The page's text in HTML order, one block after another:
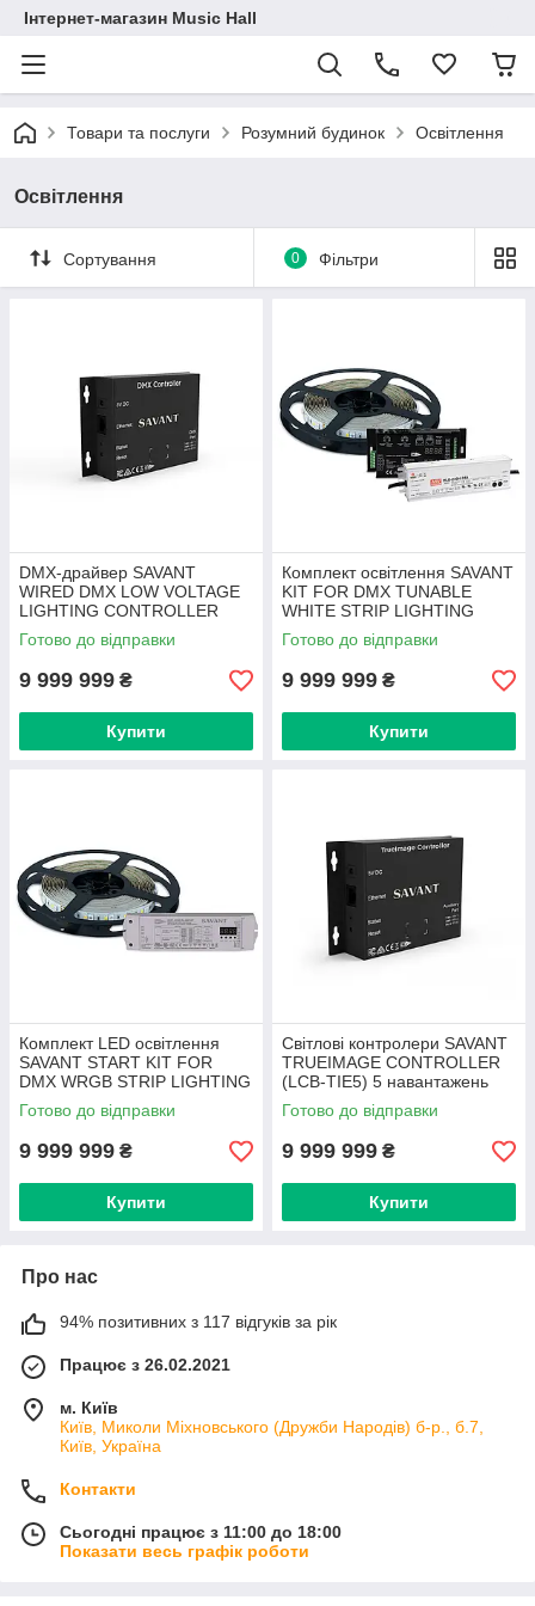
Інтернет-магазин Music Hall
Товари та послуги Розумний будинок Освітлення
Освітлення
Сортування 0 Фільтри
DMX-драйвер SAVANT
WIRED DMX LOW VOLTAGE
LIGHTING CONTROLLER
(LCB-DMX1) (art.238860)
Готово до відправки
9 999 999 ₴
Купити
Комплект освітлення SAVANT
KIT FOR DMX TUNABLE
WHITE STRIP LIGHTING
INDOOR (DMX-TWKITB) 10 м
біла (art.238856)
Готово до відправки
9 999 999 ₴
Купити
Комплект LED освітлення
SAVANT START KIT FOR
DMX WRGB STRIP LIGHTING
INDOOR (5M) (DMX-
WRGBKITW) 5 м WRGB
Готово до відправки
9 999 999 ₴
Купити
Світлові контролери SAVANT
TRUEIMAGE CONTROLLER
(LCB-TIE5) 5 навантажень
(art.238862)
Готово до відправки
9 999 999 ₴
Купити
Про нас
94% позитивних з 117 відгуків за рік
Працює з 26.02.2021
м. Київ
Київ, Миколи Міхновського (Дружби Народів) б-р., б.7,
Київ, Україна
Контакти
Сьогодні працює з 11:00 до 18:00
Показати весь графік роботи